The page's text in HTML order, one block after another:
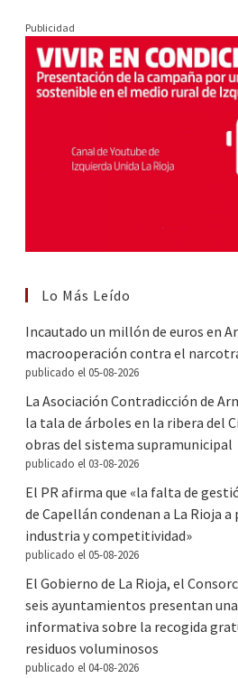
Publicidad
Lo Más Leído
Incautado un millón de euros en
macrooperación contra el
publicado el 05-08-2026
La Asociación Contradicción de
la tala de árboles en la ribera del
obras del sistema supramunicipal
publicado el 03-08-2026
El PR afirma que «la falta de
de Capellán condenan a La Rioja
industria y competitividad»
publicado el 05-08-2026
El Gobierno de La Rioja, el
seis ayuntamientos presentan
informativa sobre la recogida
residuos voluminosos
publicado el 04-08-2026